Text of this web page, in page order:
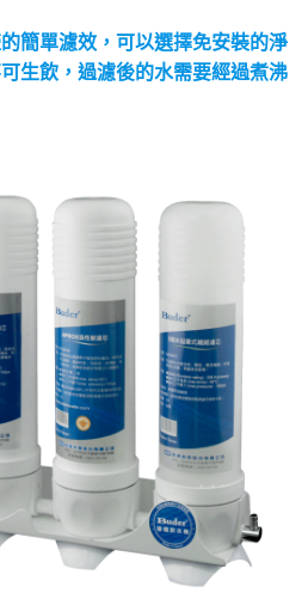
簡單濾效，可以選擇免安裝的淨
生飲，過濾後的水需要經過煮沸